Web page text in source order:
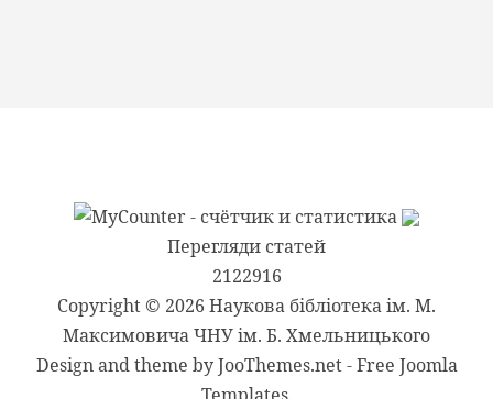
Перегляди статей
2122916
Copyright © 2026 Наукова бібліотека ім. М.
Максимовича ЧНУ ім. Б. Хмельницького
Design and theme by JooThemes.net -Free Joomla